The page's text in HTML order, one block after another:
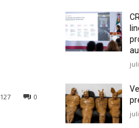
0
127